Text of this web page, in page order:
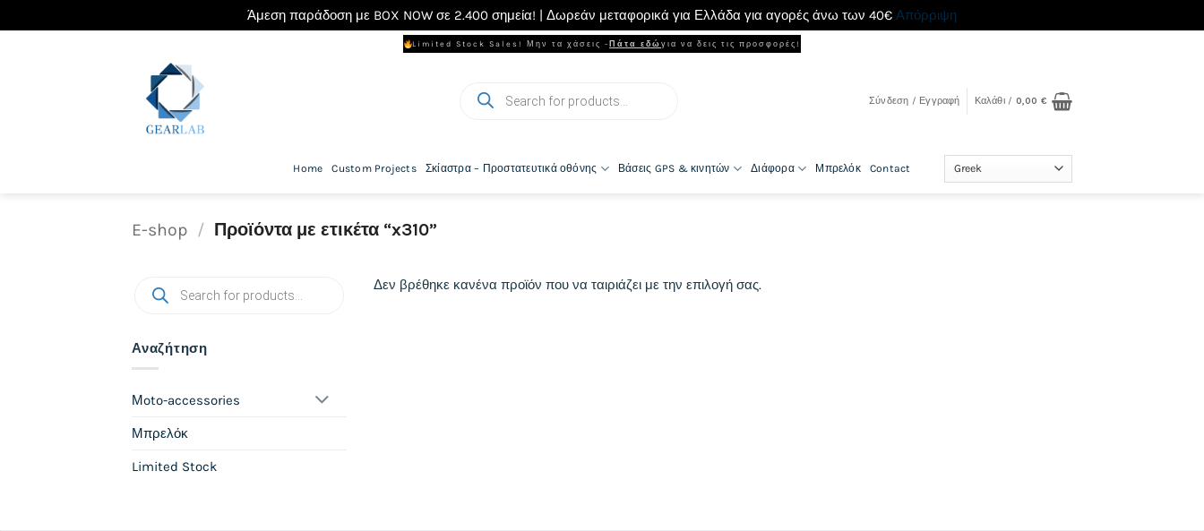
Άμεση παράδοση με BOX NOW σε 2.400 σημεία! | Δωρεάν μεταφορικά για Ελλάδα για αγορές άνω των 40€ Απόρριψη
Limited Stock Sales! Μην τα χάσεις - Πάτα εδώγια να δεις τις προσφορές!
search
Σύνδεση / Εγγραφή Καλάθι / 0,00 €
Home Custom Projects Σκίαστρα – Προστατευτικά οθόνης Βάσεις GPS & κινητών Διάφορα Μπρελόκ Contact
E-shop / Προϊόντα με ετικέτα “x310”
search
Αναζήτηση
Μoto-accessories
Μπρελόκ
Limited Stock
Δεν βρέθηκε κανένα προϊόν που να ταιριάζει με την επιλογή σας.